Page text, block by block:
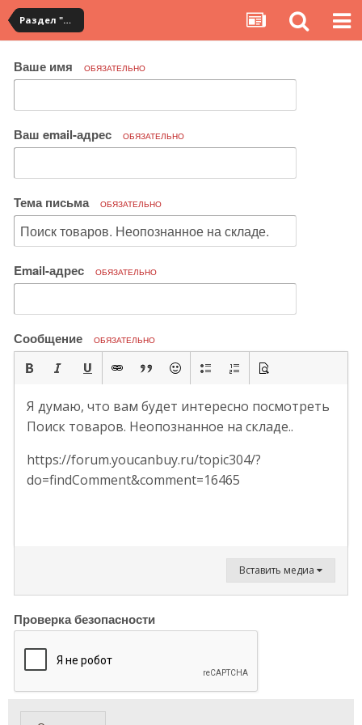
Раздел "Мои покупки" на сервисе YouCanBuy
Ваше имя ОБЯЗАТЕЛЬНО
Ваш email-адрес ОБЯЗАТЕЛЬНО
Тема письма ОБЯЗАТЕЛЬНО
Email-адрес ОБЯЗАТЕЛЬНО
Сообщение ОБЯЗАТЕЛЬНО
Я думаю, что вам будет интересно посмотреть
Поиск товаров. Неопознанное на складе..
https://forum.youcanbuy.ru/topic304/?
do=findComment&comment=16465
Вставить медиа
Проверка безопасности